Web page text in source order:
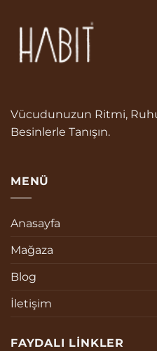
Vücudunuzun Ritmi,
Besinlerle Tanışın.
MENÜ
Anasayfa
Mağaza
Blog
İletişim
FAYDALI LINKLER